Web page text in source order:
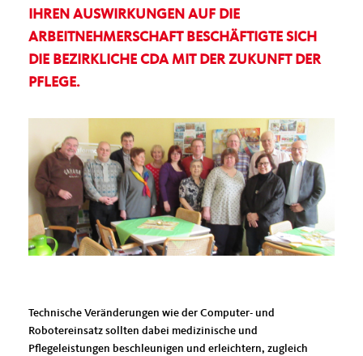
IHREN AUSWIRKUNGEN AUF DIE
ARBEITNEHMERSCHAFT BESCHÄFTIGTE SICH
DIE BEZIRKLICHE CDA MIT DER ZUKUNFT DER
PFLEGE.
Technische Veränderungen wie der Computer- und
Robotereinsatz sollten dabei medizinische und
Pflegeleistungen beschleunigen und erleichtern, zugleich